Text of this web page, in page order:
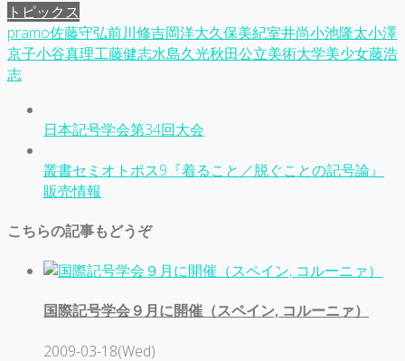
トピックス
pramo佐藤守弘前川修吉岡洋大久保美紀室井尚小池隆太小澤
京子小谷真理工藤健志水島久光秋田公立美術大学美少女藤浩
志
日本記号学会第34回大会
叢書セミオトポス9『着ること／脱ぐことの記号論』
販売情報
こちらの記事もどうぞ
国際記号学会９月に開催（スペイン, コルーニァ）
2009-03-18(Wed)